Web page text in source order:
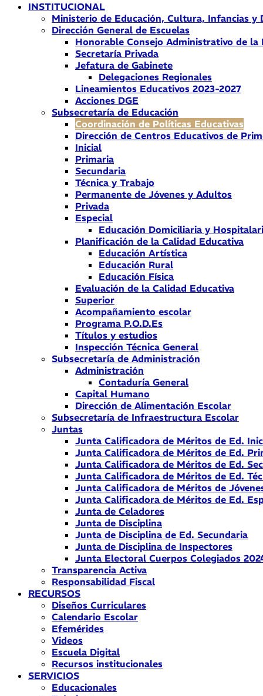
INSTITUCIONAL
Ministerio de Educación, Cultura, Infancias y
Dirección General de Escuelas
Honorable Consejo Administrativo de la
Secretaría Privada
Jefatura de Gabinete
Delegaciones Regionales
Lineamientos Educativos 2023-2027
Acciones DGE
Subsecretaría de Educación
Coordinación de Políticas Educativas
Dirección de Centros Educativos de
Inicial
Primaria
Secundaria
Técnica y Trabajo
Permanente de Jóvenes y Adultos
Privada
Especial
Educación Domiciliaria y
Planificación de la Calidad Educativa
Educación Artística
Educación Rural
Educación Física
Evaluación de la Calidad Educativa
Superior
Acompañamiento escolar
Programa P.O.D.Es
Títulos y estudios
Inspección Técnica General
Subsecretaría de Administración
Administración
Contaduría General
Capital Humano
Dirección de Alimentación Escolar
Subsecretaría de Infraestructura Escolar
Juntas
Junta Calificadora de Méritos de Ed.
Junta Calificadora de Méritos de Ed.
Junta Calificadora de Méritos de Ed.
Junta Calificadora de Méritos de Ed.
Junta Calificadora de Méritos de
Junta Calificadora de Méritos de Ed.
Junta de Celadores
Junta de Disciplina
Junta de Disciplina de Ed. Secundaria
Junta de Disciplina de Inspectores
Junta Electoral Cuerpos Colegiados
Transparencia Activa
Responsabilidad Fiscal
RECURSOS
Diseños Curriculares
Calendario Escolar
Efemérides
Videos
Escuela Digital
Recursos institucionales
SERVICIOS
Educacionales